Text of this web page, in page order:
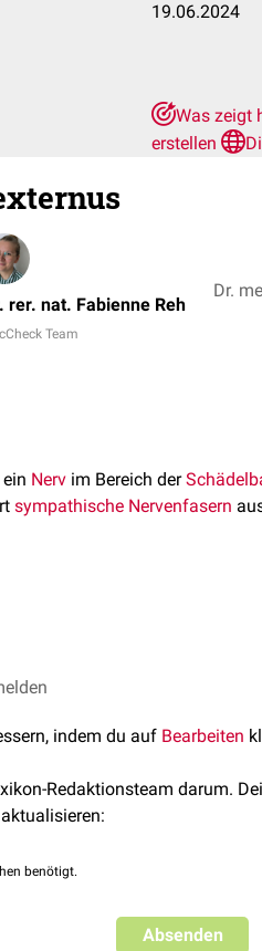
19.06.2024
Was zeigt
erstellen
rer. nat. Fabienne Reh
Team
Dr.
Nerv im Bereich der
sympathische Nervenfasern
Lower Cranial and Upper
indem du auf Bearbeiten
Redaktionsteam darum.
benötigt.
Absenden